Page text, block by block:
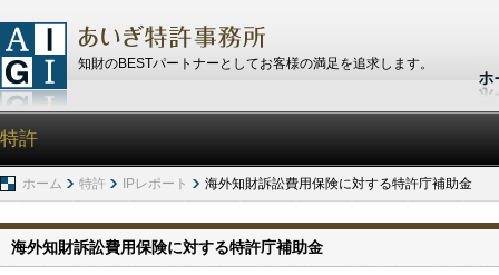
知財のBESTパートナーとしてお客様の満足を追求します。
特許
ホーム 特許 IPレポート 海外知財訴訟費用保険に対する特許庁補助金
海外知財訴訟費用保険に対する特許庁補助金